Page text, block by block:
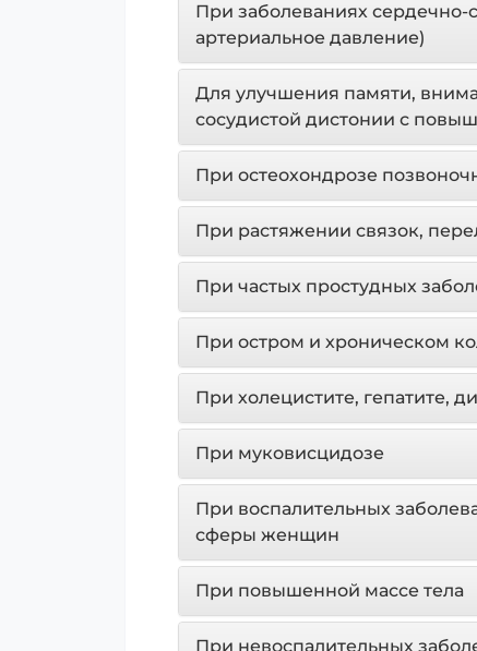
При заболеваниях
артериальное давление)
Для улучшения памяти,
сосудистой дистонии с
При остеохондрозе
При растяжении связок,
При частых простудных
При остром и хроническом
При холецистите, гепатите,
При муковисцидозе
При воспалительных
сферы женщин
При повышенной массе тела
При невоспалительных